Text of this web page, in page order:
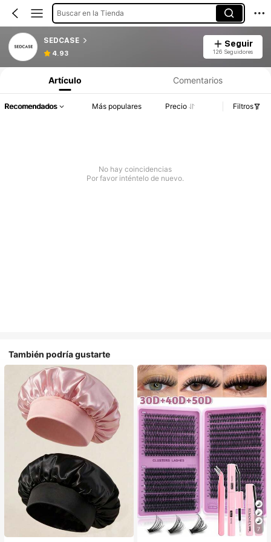
Buscar en la Tienda
SEDCASE
4.93
Seguir
126 Seguidores
Artículo Comentarios
Recomendados Más populares Precio Filtros
No hay coincidencias
Por favor inténtelo de nuevo.
También podría gustarte
#1 Más vendidos
en Multicolor Gorros para el pelo para mujer
Establecido hace 1 año
7